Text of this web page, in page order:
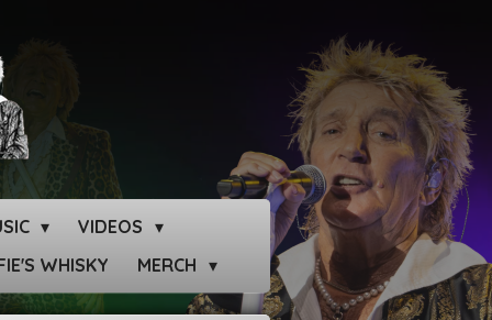
VIDEOS
WHISKY
MERCH